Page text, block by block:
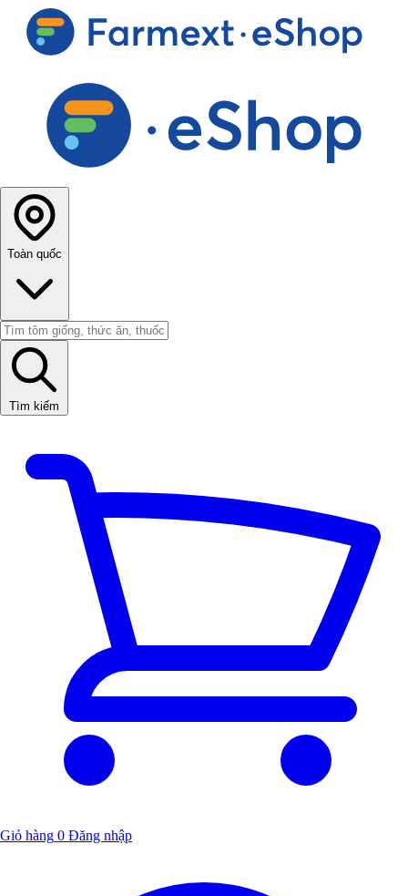
Toàn quốc
Tìm kiếm
Giỏ hàng 0 Đăng nhập